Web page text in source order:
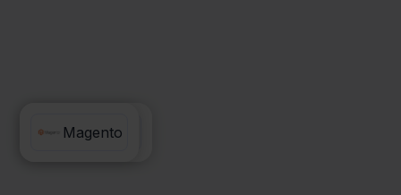
Visma Yuki
Magento